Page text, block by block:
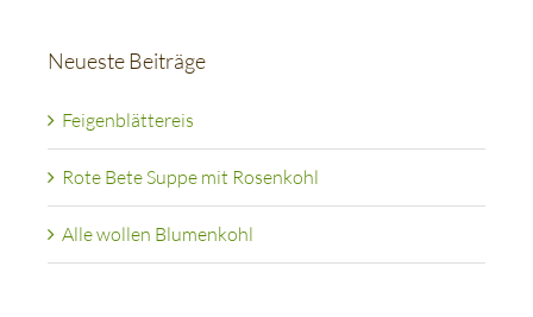
Neueste Beiträge
Feigenblättereis
Rote Bete Suppe mit Rosenkohl
Alle wollen Blumenkohl